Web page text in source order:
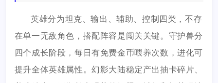
英雄分为坦克、输出、辅助、控制四类，不存
在单一无敌角色，搭配阵容是闯关关键。守护兽分
四个成长阶段，每日有免费金币喂养次数，进化可
提升全体英雄属性。幻影大陆稳定产出抽卡碎片、